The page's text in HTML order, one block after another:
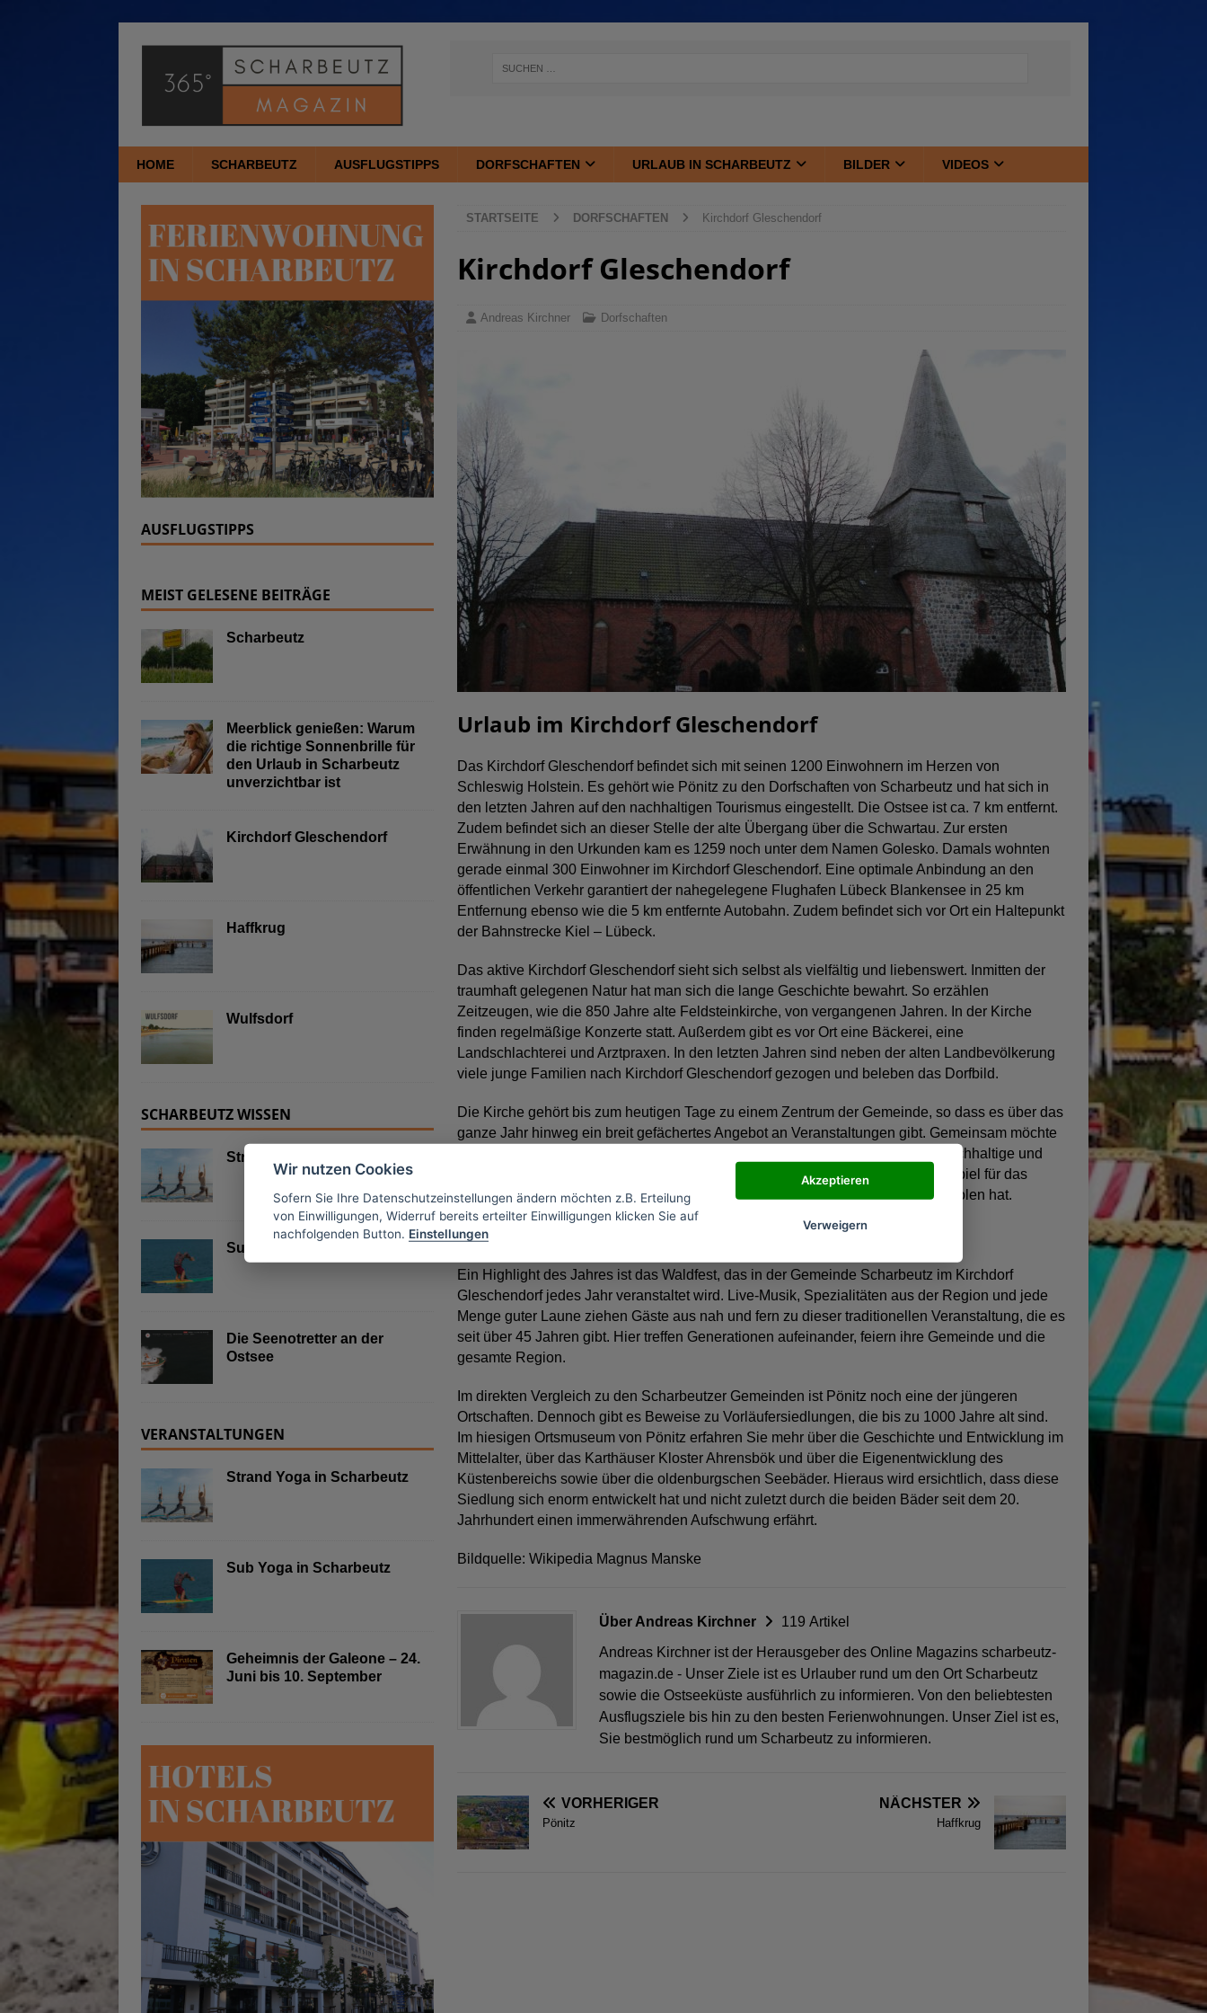
HOME SCHARBEUTZ AUSFLUGSTIPPS DORFSCHAFTEN URLAUB IN SCHARBEUTZ BILDER VIDEOS
STARTSEITE DORFSCHAFTEN Kirchdorf Gleschendorf
Kirchdorf Gleschendorf
Andreas Kirchner Dorfschaften
Urlaub im Kirchdorf Gleschendorf
Das Kirchdorf Gleschendorf befindet sich mit seinen 1200 Einwohnern im Herzen von
Schleswig Holstein. Es gehört wie Pönitz zu den Dorfschaften von Scharbeutz und hat sich in
den letzten Jahren auf den nachhaltigen Tourismus eingestellt. Die Ostsee ist ca. 7 km entfernt.
Zudem befindet sich an dieser Stelle der alte Übergang über die Schwartau. Zur ersten
Erwähnung in den Urkunden kam es 1259 noch unter dem Namen Golesko. Damals wohnten
gerade einmal 300 Einwohner im Kirchdorf Gleschendorf. Eine optimale Anbindung an den
öffentlichen Verkehr garantiert der nahegelegene Flughafen Lübeck Blankensee in 25 km
Entfernung ebenso wie die 5 km entfernte Autobahn. Zudem befindet sich vor Ort ein Haltepunkt
der Bahnstrecke Kiel – Lübeck.
Das aktive Kirchdorf Gleschendorf sieht sich selbst als vielfältig und liebenswert. Inmitten der
traumhaft gelegenen Natur hat man sich die lange Geschichte bewahrt. So erzählen
Zeitzeugen, wie die 850 Jahre alte Feldsteinkirche, von vergangenen Jahren. In der Kirche
finden regelmäßige Konzerte statt. Außerdem gibt es vor Ort eine Bäckerei, eine
Landschlachterei und Arztpraxen. In den letzten Jahren sind neben der alten Landbevölkerung
viele junge Familien nach Kirchdorf Gleschendorf gezogen und beleben das Dorfbild.
Die Kirche gehört bis zum heutigen Tage zu einem Zentrum der Gemeinde, so dass es über das
ganze Jahr hinweg ein breit gefächertes Angebot an Veranstaltungen gibt. Gemeinsam möchte
man mit den Urlaubern und Gästen den Weg in die Zukunft gehen und viele nachhaltige und
unterhaltsame Angebote schaffen. So ist Kirchdorf Gleschendorf ein gutes Beispiel für das
Dorfleben, das noch heute Berechtigung neben den deutschlandweiten Metropolen hat.
Pönitzer Waldfest und Dorfmuseum
Ein Highlight des Jahres ist das Waldfest, das in der Gemeinde Scharbeutz im Kirchdorf
Gleschendorf jedes Jahr veranstaltet wird. Live-Musik, Spezialitäten aus der Region und jede
Menge guter Laune ziehen Gäste aus nah und fern zu dieser traditionellen Veranstaltung, die es
seit über 45 Jahren gibt. Hier treffen Generationen aufeinander, feiern ihre Gemeinde und die
gesamte Region.
Im direkten Vergleich zu den Scharbeutzer Gemeinden ist Pönitz noch eine der jüngeren
Ortschaften. Dennoch gibt es Beweise zu Vorläufersiedlungen, die bis zu 1000 Jahre alt sind.
Im hiesigen Ortsmuseum von Pönitz erfahren Sie mehr über die Geschichte und Entwicklung im
Mittelalter, über das Karthäuser Kloster Ahrensbök und über die Eigenentwicklung des
Küstenbereichs sowie über die oldenburgschen Seebäder. Hieraus wird ersichtlich, dass diese
Siedlung sich enorm entwickelt hat und nicht zuletzt durch die beiden Bäder seit dem 20.
Jahrhundert einen immerwährenden Aufschwung erfährt.
Bildquelle: Wikipedia Magnus Manske
Über Andreas Kirchner
119 Artikel
Andreas Kirchner ist der Herausgeber des Online Magazins scharbeutz-
magazin.de - Unser Ziele ist es Urlauber rund um den Ort Scharbeutz
sowie die Ostseeküste ausführlich zu informieren. Von den beliebtesten
Ausflugsziele bis hin zu den besten Ferienwohnungen. Unser Ziel ist es,
Sie bestmöglich rund um Scharbeutz zu informieren.
VORHERIGER
Pönitz
NÄCHSTER
Haffkrug
AUSFLUGSTIPPS
MEIST GELESENE BEITRÄGE
Scharbeutz
Meerblick genießen: Warum
die richtige Sonnenbrille für
den Urlaub in Scharbeutz
unverzichtbar ist
Kirchdorf Gleschendorf
Haffkrug
Wulfsdorf
SCHARBEUTZ WISSEN
Strand Yoga in Scharbeutz
Sub Yoga in Scharbeutz
Die Seenotretter an der
Ostsee
VERANSTALTUNGEN
Strand Yoga in Scharbeutz
Sub Yoga in Scharbeutz
Geheimnis der Galeone – 24.
Juni bis 10. September
Wir nutzen Cookies
Sofern Sie Ihre Datenschutzeinstellungen ändern möchten z.B. Erteilung
von Einwilligungen, Widerruf bereits erteilter Einwilligungen klicken Sie auf
nachfolgenden Button. Einstellungen
Akzeptieren
Verweigern